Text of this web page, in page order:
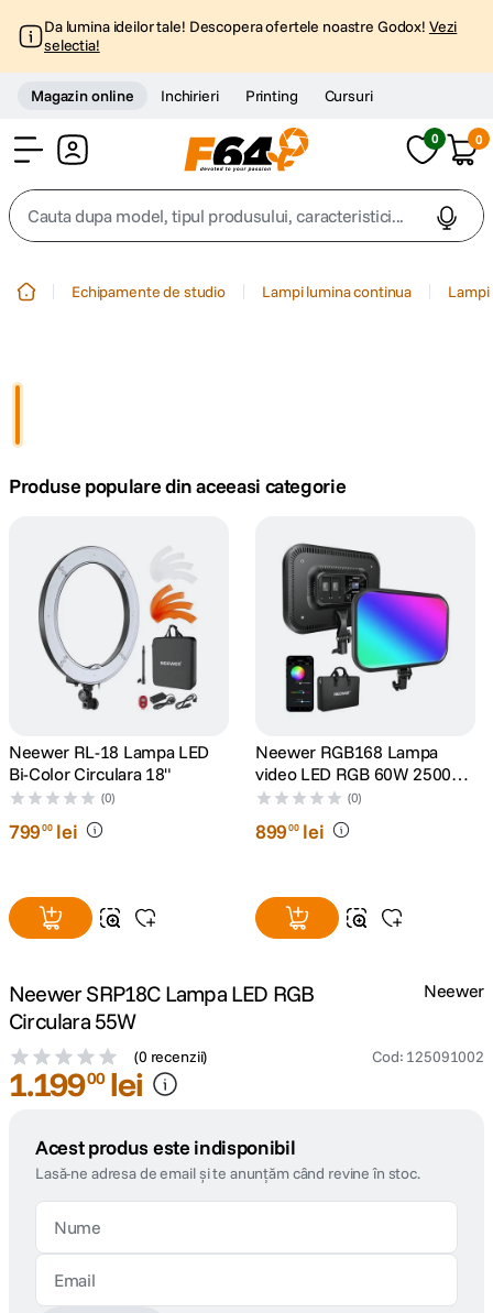
Da lumina ideilor tale! Descopera ofertele noastre Godox! Vezi
selectia!
Magazin online Inchirieri Printing Cursuri
0 0
Cauta dupa model, tipul produsului, caracteristici...
4. peak design
6. lavaliera
7. card memorie
dji mic mini
9. dji osmo
10 . insta 360
Echipamente de studio Lampi lumina continua
Produse populare din aceeasi categorie
Neewer RL-18 Lampa LED
Bi-Color Circulara 18"
(0)
79900 lei
Neewer RGB168 Lampa
video LED RGB 60W 2500K-
8500K
(0)
89900 lei
Neewer SRP18C Lampa LED RGB
Circulara 55W
(0 recenzii) Cod: 125091002
Neewer
1.19900 lei
Acest produs este indisponibil
Lasă-ne adresa de email și te anunțăm când revine în stoc.